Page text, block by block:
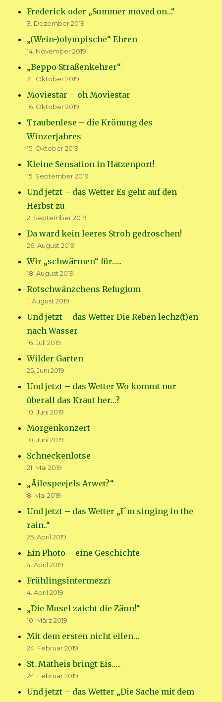
Frederick oder „Summer moved on…“
3. Dezember 2019
„(Wein-)olympische“ Ehren
14. November 2019
„Beppo Straßenkehrer“
31. Oktober 2019
Moviestar – oh Moviestar
16. Oktober 2019
Traubenlese – die Krönung des
Winzerjahres
15. Oktober 2019
Kleine Sensation in Hatzenport!
15. September 2019
Und jetzt – das Wetter Es geht auf den
Herbst zu
2. September 2019
Da ward kein leeres Stroh gedroschen!
26. August 2019
Wir „schwärmen“ für…..
18. August 2019
Rotschwänzchens Refugium
1. August 2019
Und jetzt – das Wetter Die Reben lechz(t)en
nach Wasser
16. Juli 2019
Wilder Garten
25. Juni 2019
Und jetzt – das Wetter Wo kommt nur
überall das Kraut her…?
10. Juni 2019
Morgenkonzert
10. Juni 2019
Schneckenlotse
21. Mai 2019
„Äilespeejels Arwet?“
8. Mai 2019
Und jetzt – das Wetter „I´m singing in the
rain..“
25. April 2019
Ein Photo – eine Geschichte
4. April 2019
Frühlingsintermezzi
4. April 2019
„Die Musel zaicht die Zänn!“
10. März 2019
Mit dem ersten nicht eilen…
24. Februar 2019
St. Matheis bringt Eis…..
24. Februar 2019
Und jetzt – das Wetter „Die Sache mit dem